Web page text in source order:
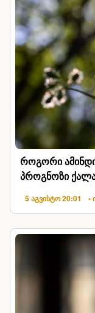
როგორი ამინდი
პროგნოზი
5 აგვისტო 20:01 •